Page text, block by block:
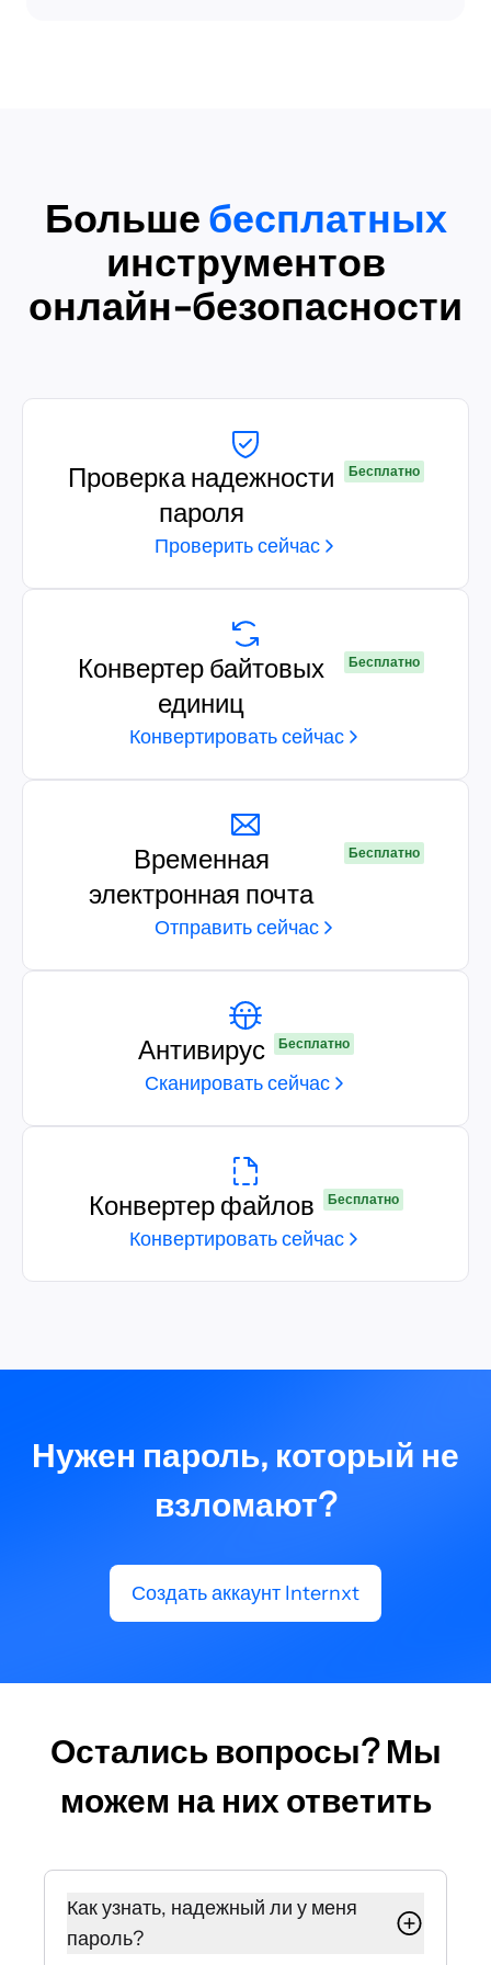
Больше бесплатных
инструментов
онлайн-безопасности
Проверка надежности
пароля
Бесплатно
Проверить сейчас
Конвертер байтовых
единиц
Бесплатно
Конвертировать сейчас
Временная
электронная почта
Бесплатно
Отправить сейчас
Антивирус Бесплатно
Сканировать сейчас
Конвертер файлов Бесплатно
Конвертировать сейчас
Нужен пароль, который не
взломают?
Создать аккаунт Internxt
Остались вопросы? Мы
можем на них ответить
Как узнать, надежный ли у меня
пароль?